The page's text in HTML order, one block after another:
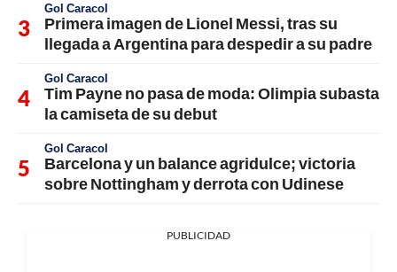
Gol Caracol
Primera imagen de Lionel Messi, tras su
llegada a Argentina para despedir a su padre
Gol Caracol
Tim Payne no pasa de moda: Olimpia subasta
la camiseta de su debut
Gol Caracol
Barcelona y un balance agridulce; victoria
sobre Nottingham y derrota con Udinese
PUBLICIDAD